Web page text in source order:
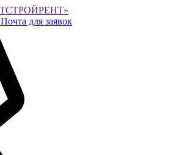
Почта для заявок